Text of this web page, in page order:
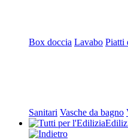
Box doccia Lavabo Piatti
Sanitari Vasche da bagno